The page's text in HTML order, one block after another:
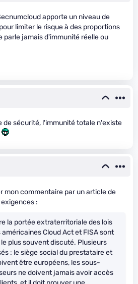
apporte un niveau de
limiter le risque à des proportions
parle jamais d'immunité réelle ou
de sécurité, l'immunité totale n'existe
mon commentaire par un article de
:
la portée extraterritoriale des lois
Cloud Act et FISA sont
plus souvent discuté. Plusieurs
: le siège social du prestataire et
être européens, les sous-
ne doivent jamais avoir accès